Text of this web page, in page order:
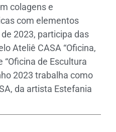
colagens e
com elementos
2023, participa das
Ateliê CASA “Oficina,
“Oficina de Escultura
2023 trabalha como
da artista Estefania